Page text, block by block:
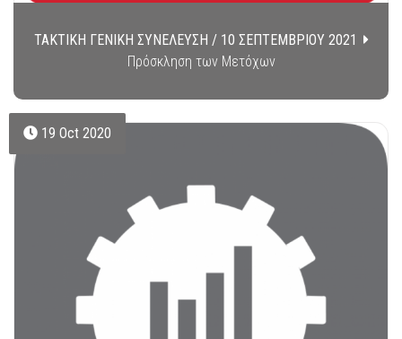
ΤΑΚΤΙΚΗ ΓΕΝΙΚΗ ΣΥΝΕΛΕΥΣΗ / 10 ΣΕΠΤΕΜΒΡΙΟΥ 2021
Πρόσκληση των Μετόχων
19 Oct 2020